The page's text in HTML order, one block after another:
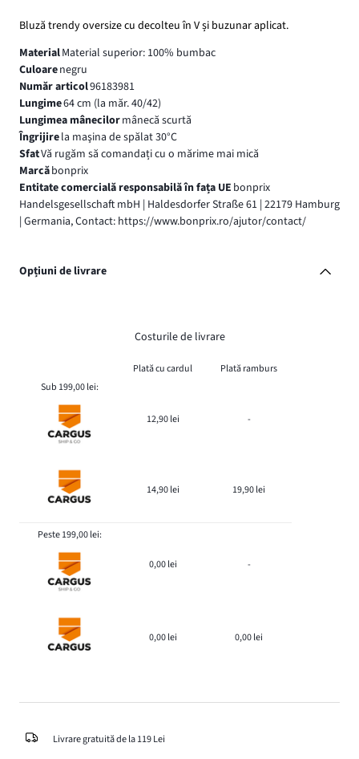
Bluză trendy oversize cu decolteu în V și buzunar aplicat.
MaterialMaterial superior: 100% bumbac
Culoarenegru
Număr articol96183981
Lungime64 cm (la măr. 40/42)
Lungimea mânecilormânecă scurtă
Îngrijirela maşina de spălat 30°C
SfatVă rugăm să comandați cu o mărime mai mică
Marcăbonprix
Entitate comercială responsabilă în fața UE bonprix
Handelsgesellschaft mbH | Haldesdorfer Straße 61 | 22179 Hamburg
| Germania, Contact: https://www.bonprix.ro/ajutor/contact/
Opțiuni de livrare
Costurile de livrare
Plată cu cardul
Plată ramburs
Sub 199,00 lei:
12,90 lei -
14,90 lei 19,90 lei
Peste 199,00 lei:
0,00 lei -
0,00 lei 0,00 lei
Livrare gratuită de la 119 Lei